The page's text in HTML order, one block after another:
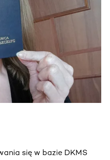
się w bazie DKMS